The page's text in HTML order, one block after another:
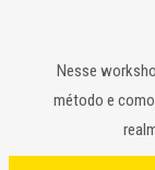
Nesse
método e